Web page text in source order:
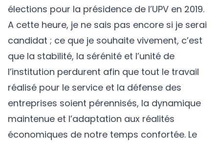
élections pour la présidence de l’UPV en 2019.
A cette heure, je ne sais pas encore si je serai
candidat ; ce que je souhaite vivement, c’est
que la stabilité, la sérénité et l’unité de
l’institution perdurent afin que tout le travail
réalisé pour le service et la défense des
entreprises soient pérennisés, la dynamique
maintenue et l’adaptation aux réalités
économiques de notre temps confortée. Le